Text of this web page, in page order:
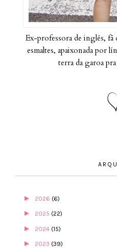
Ex-professora de inglês, fã
esmaltes, apaixonada por
terra da garoa
► 2026 (6)
► 2025 (22)
► 2024 (15)
► 2023 (39)